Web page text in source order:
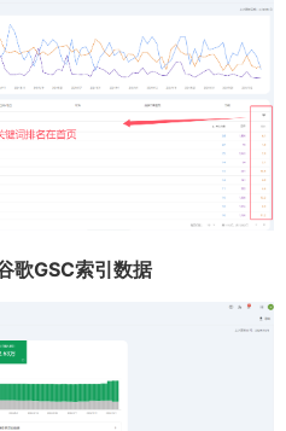
歌GSC索引数据